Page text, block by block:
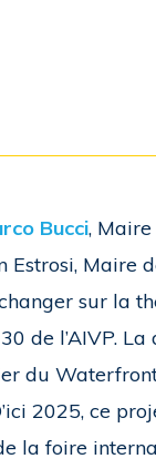
Bucci, Maire
Estrosi, Maire
sur la
de l’AIVP.
du
2025, ce
la foire